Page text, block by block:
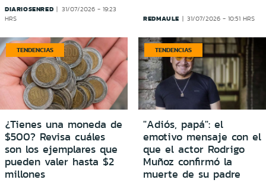
DIARIOSENRED
31/07/2026 - 19:23
HRS
REDMAULE 31/07/2026 - 10:51 HRS
TENDENCIAS
¿Tienes una moneda de
$500? Revisa cuáles
son los ejemplares que
pueden valer hasta $2
millones
TENDENCIAS
"Adiós, papá": el
emotivo mensaje con el
que el actor Rodrigo
Muñoz confirmó la
muerte de su padre